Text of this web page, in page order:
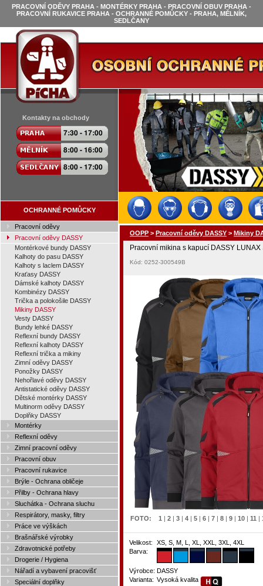
PRACOVNÍ ODĚVY PRAHA - MONTÉRKY PRAHA - PRACOVNÍ OBUV PRAHA -
PRACOVNÍ RUKAVICE PRAHA - OCHRANNÉ POMŮCKY - PRAHA, MĚLNÍK,
SEDLČANY
Kontakty na obchody
OCHRANNÉ POMŮCKY
Pracovní oděvy
Pracovní oděvy DASSY
Montérkové bundy DASSY
Kalhoty do pasu DASSY
Kalhoty s laclem DASSY
Kraťasy DASSY
Dámské kalhoty DASSY
Kombinézy DASSY
Trička a polokošile DASSY
Mikiny DASSY
Vesty DASSY
Bundy lehké DASSY
Reflexní bundy DASSY
Reflexní kalhoty DASSY
Reflexní trička a mikiny
Zimní oděvy DASSY
Ponožky DASSY
Nehořlavé oděvy DASSY
Antistatické oděvy DASSY
Dětské montérky DASSY
Multinorm oděvy DASSY
Doplňky DASSY
Montérky
Reflexní oděvy
Zimní pracovní oděvy
Pracovní obuv
Pracovní rukavice
Brýle - Ochrana obličeje
Přilby - Ochrana hlavy
Sluchátka - Ochrana sluchu
Respirátory, masky, filtry
Práce ve výškách
Brašnářské výrobky
Zdravotnické potřeby
Drogerie / Hygiena
Nářadí a vybavení pracovišť
Speciální doplňky
OOPP > Pracovní oděvy DASSY > Mikiny
Pracovní mikina s kapucí DASSY LUNAX
Kód: 0252-300549B
FOTO: 1 | 2 | 3 | 4 | 5 | 6 | 7 | 8 | 9 | 10 | 11 |
Velikost:
XS, S, M, L, XL, XXL, 3XL, 4XL
Barva:
Výrobce: DASSY
Varianta: Vysoká kvalita